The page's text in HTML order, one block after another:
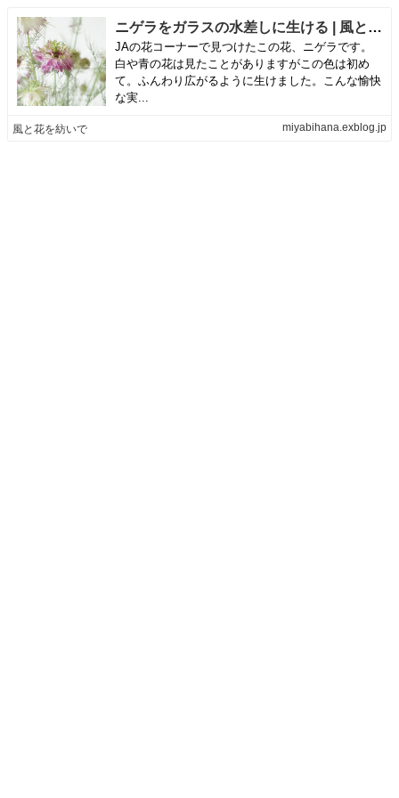
ニゲラをガラスの水差しに生ける | 風と花を紡いで
JAの花コーナーで見つけたこの花、ニゲラです。
白や青の花は見たことがありますがこの色は初め
て。ふんわり広がるように生けました。こんな愉快
な実...
風と花を紡いで miyabihana.exblog.jp